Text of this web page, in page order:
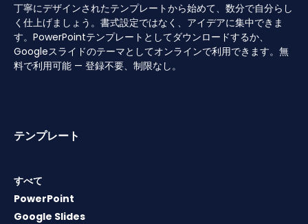
丁寧にデザインされたテンプレートから始めて、数分で自分らし
く仕上げましょう。書式設定ではなく、アイデアに集中できま
す。PowerPointテンプレートとしてダウンロードするか、
Googleスライドのテーマとしてオンラインで利用できます。無
料で利用可能 — 登録不要、制限なし。
テンプレート
すべて
PowerPoint
Google Slides